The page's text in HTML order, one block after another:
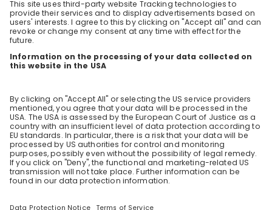
wir die Energiewende vorantreiben können.
Was macht aber ein:e Business Analyst:in im
Bereich Netze und Energie und was ist der
Beitrag zur Energiewende? Was versteht man
unter dem Begriff «Energiewende» überhaupt?
Eines ist sicher – es müssen viele
schaffen. Dafür brauchen wir Menschen wie
dich. Menschen mit Weitsicht, neuen und
ungewöhnlichen Ideen und Lösungen für die
unterschiedlichsten Herausforderungen.
Besuche unseren Livestream und tauche in
die Welt der Business Analystin Lea Zulliger ein.
Erfahre wie Leas Arbeitsalltag aussieht und
welche Auswirkungen ihre Arbeit auf uns als